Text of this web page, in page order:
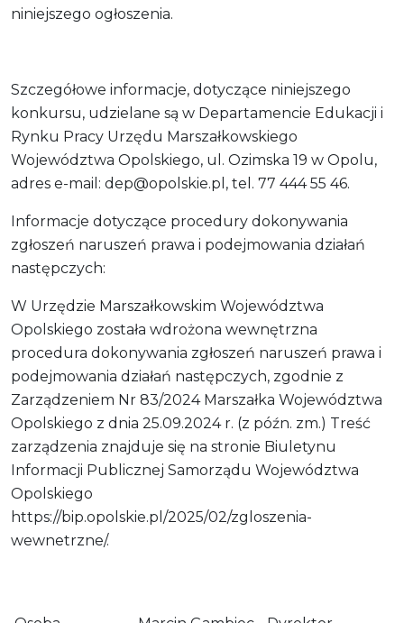
niniejszego ogłoszenia.
Szczegółowe informacje, dotyczące niniejszego
konkursu, udzielane są w Departamencie Edukacji i
Rynku Pracy Urzędu Marszałkowskiego
Województwa Opolskiego, ul. Ozimska 19 w Opolu,
adres e-mail: dep@opolskie.pl, tel. 77 444 55 46.
Informacje dotyczące procedury dokonywania
zgłoszeń naruszeń prawa i podejmowania działań
następczych:
W Urzędzie Marszałkowskim Województwa
Opolskiego została wdrożona wewnętrzna
procedura dokonywania zgłoszeń naruszeń prawa i
podejmowania działań następczych, zgodnie z
Zarządzeniem Nr 83/2024 Marszałka Województwa
Opolskiego z dnia 25.09.2024 r. (z późn. zm.) Treść
zarządzenia znajduje się na stronie Biuletynu
Informacji Publicznej Samorządu Województwa
Opolskiego
https://bip.opolskie.pl/2025/02/zgloszenia-
wewnetrzne/.